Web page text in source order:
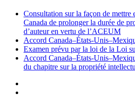
Consultation sur la façon de mettre
Canada de prolonger la durée de
d’auteur en vertu de l’ACEUM
Accord Canada–États-
Examen prévu par la loi de la Loi
Accord Canada–États-
du chapitre sur la propriété